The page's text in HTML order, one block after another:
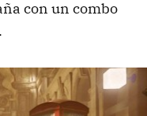
con un combo